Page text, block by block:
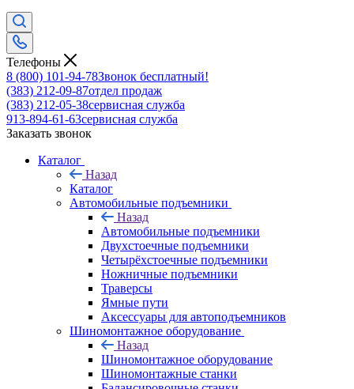
Телефоны
8 (800) 101-94-78Звонок бесплатный!
(383) 212-09-87отдел продаж
(383) 212-05-38сервисная служба
913-894-61-63сервисная служба
Заказать звонок
Каталог
Назад
Каталог
Автомобильные подъемники
Назад
Автомобильные подъемники
Двухстоечные подъемники
Четырёхстоечные подъемники
Ножничные подъемники
Траверсы
Ямные пути
Аксессуары для автоподъемников
Шиномонтажное оборудование
Назад
Шиномонтажное оборудование
Шиномонтажные станки